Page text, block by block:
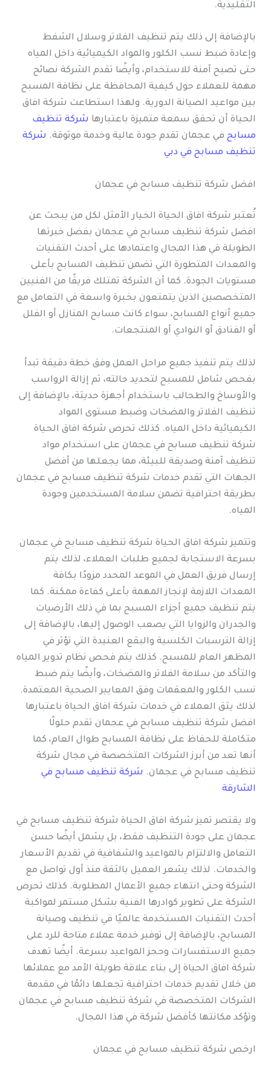
التقليدية.
بالإضافة إلى ذلك يتم تنظيف الفلاتر وسلال الشفط
وإعادة ضبط نسب الكلور والمواد الكيميائية داخل المياه
حتى تصبح آمنة للاستخدام، وأيضًا تقدم الشركة نصائح
مهمة للعملاء حول كيفية المحافظة على نظافة المسبح
بين مواعيد الصيانة الدورية. ولهذا استطاعت شركة افاق
الحياة أن تحقق سمعة متميزة باعتبارها شركة تنظيف
مسابح في عجمان تقدم جودة عالية وخدمة موثوقة. شركة
تنظيف مسابح في دبي
افضل شركة تنظيف مسابح في عجمان
تُعتبر شركة افاق الحياة الخيار الأمثل لكل من يبحث عن
افضل شركة تنظيف مسابح في عجمان بفضل خبرتها
الطويلة في هذا المجال واعتمادها على أحدث التقنيات
والمعدات المتطورة التي تضمن تنظيف المسابح بأعلى
مستويات الجودة. كما أن الشركة تمتلك فريقًا من الفنيين
المتخصصين الذين يتمتعون بخبرة واسعة في التعامل مع
جميع أنواع المسابح، سواء كانت مسابح المنازل أو الفلل
أو الفنادق أو النوادي أو المنتجعات.
لذلك يتم تنفيذ جميع مراحل العمل وفق خطة دقيقة تبدأ
بفحص شامل للمسبح لتحديد حالته، ثم إزالة الرواسب
والأوساخ والطحالب باستخدام أجهزة حديثة، بالإضافة إلى
تنظيف الفلاتر والمضخات وضبط مستوى المواد
الكيميائية داخل المياه. كذلك تحرص شركة افاق الحياة
شركة تنظيف مسابح في عجمان على استخدام مواد
تنظيف آمنة وصديقة للبيئة، مما يجعلها من أفضل
الجهات التي تقدم خدمات شركة تنظيف مسابح في عجمان
بطريقة احترافية تضمن سلامة المستخدمين وجودة
المياه.
وتتميز شركة افاق الحياة شركة تنظيف مسابح في عجمان
بسرعة الاستجابة لجميع طلبات العملاء، لذلك يتم
إرسال فريق العمل في الموعد المحدد مزودًا بكافة
المعدات اللازمة لإنجاز المهمة بأعلى كفاءة ممكنة. كما
يتم تنظيف جميع أجزاء المسبح بما في ذلك الأرضيات
والجدران والزوايا التي يصعب الوصول إليها، بالإضافة إلى
إزالة الترسبات الكلسية والبقع العنيدة التي تؤثر في
المظهر العام للمسبح. كذلك يتم فحص نظام تدوير المياه
والتأكد من سلامة الفلاتر والمضخات، وأيضًا يتم ضبط
نسب الكلور والمعقمات وفق المعايير الصحية المعتمدة.
لذلك يثق العملاء في خدمات شركة افاق الحياة باعتبارها
افضل شركة تنظيف مسابح في عجمان تقدم حلولًا
متكاملة للحفاظ على نظافة المسابح طوال العام، كما
أنها تعد من أبرز الشركات المتخصصة في مجال شركة
تنظيف مسابح في عجمان. شركة تنظيف مسابح في
الشارقة
ولا يقتصر تميز شركة افاق الحياة شركة تنظيف مسابح في
عجمان على جودة التنظيف فقط، بل يشمل أيضًا حسن
التعامل والالتزام بالمواعيد والشفافية في تقديم الأسعار
والخدمات. لذلك يشعر العميل بالثقة منذ أول تواصل مع
الشركة وحتى انتهاء جميع الأعمال المطلوبة. كذلك تحرص
الشركة على تطوير كوادرها الفنية بشكل مستمر لمواكبة
أحدث التقنيات المستخدمة عالميًا في تنظيف وصيانة
المسابح، بالإضافة إلى توفير خدمة عملاء متاحة للرد على
جميع الاستفسارات وحجز المواعيد بسرعة. أيضًا تهدف
شركة افاق الحياة إلى بناء علاقة طويلة الأمد مع عملائها
من خلال تقديم خدمات احترافية تجعلها دائمًا في مقدمة
الشركات المتخصصة في شركة تنظيف مسابح في عجمان
وتؤكد مكانتها كأفضل شركة في هذا المجال.
ارخص شركة تنظيف مسابح في عجمان